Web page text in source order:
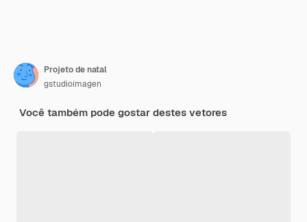
Projeto de natal
gstudioimagen
Você também pode gostar destes vetores